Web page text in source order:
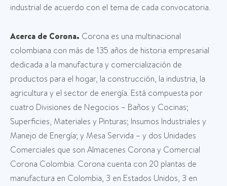
industrial de acuerdo con el tema de cada convocatoria.
Acerca de Corona. Corona es una multinacional
colombiana con más de 135 años de historia empresarial
dedicada a la manufactura y comercialización de
productos para el hogar, la construcción, la industria, la
agricultura y el sector de energía. Está compuesta por
cuatro Divisiones de Negocios – Baños y Cocinas;
Superficies, Materiales y Pinturas; Insumos Industriales y
Manejo de Energía; y Mesa Servida – y dos Unidades
Comerciales que son Almacenes Corona y Comercial
Corona Colombia. Corona cuenta con 20 plantas de
manufactura en Colombia, 3 en Estados Unidos, 3 en